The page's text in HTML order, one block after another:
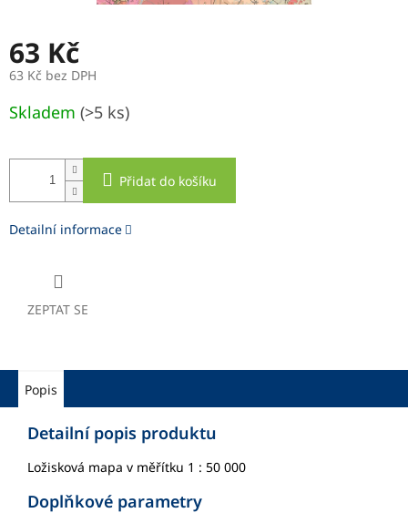
63 Kč
63 Kč bez DPH
cena:
Skladem (>5 ks)
Přidat do košíku
Detailní informace
ZEPTAT SE
Popis
Detailní popis produktu
Ložisková mapa v měřítku 1 : 50 000
Doplňkové parametry